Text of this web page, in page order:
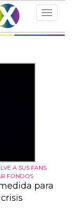
Toggle
A SUS FANS
FONDOS
para